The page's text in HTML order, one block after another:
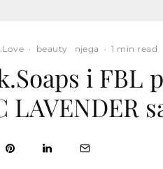
· beauty njega · 1 min read
i FBL
LAVENDER